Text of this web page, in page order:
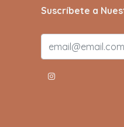
Suscríbete a